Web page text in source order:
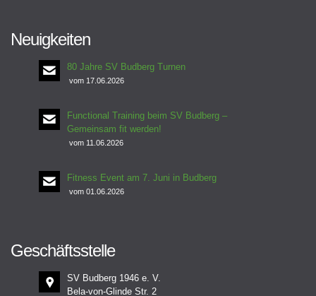
Neuigkeiten
80 Jahre SV Budberg Turnen
vom 17.06.2026
Functional Training beim SV Budberg –
Gemeinsam fit werden!
vom 11.06.2026
Fitness Event am 7. Juni in Budberg
vom 01.06.2026
Geschäftsstelle
SV Budberg 1946 e. V.
Bela-von-Glinde Str. 2